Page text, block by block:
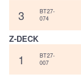
3
BT27-
074
Z-DECK
1
BT27-
007